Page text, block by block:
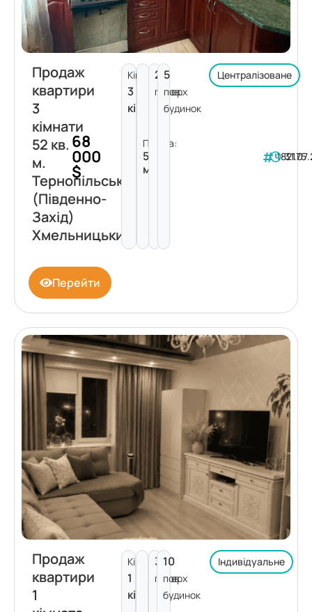
Продаж
квартири
3
кімнати
52 кв.
м.
Тернопільська
(Південно-
Захід)
Хмельницький
68
000
$
Кімнат:
3
кімнати
Площа:
52
м²
2
поверх
5
пов.
будинок
Централізоване
182175
Перейти
Продаж
квартири
1
Кімнат:
1
кімната
3
поверх
10
пов.
будинок
Індивідуальне